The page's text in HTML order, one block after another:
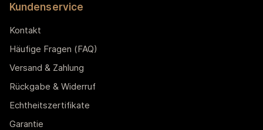
Kundenservice
Kontakt
Häufige Fragen (FAQ)
Versand & Zahlung
Rückgabe & Widerruf
Echtheitszertifikate
Garantie